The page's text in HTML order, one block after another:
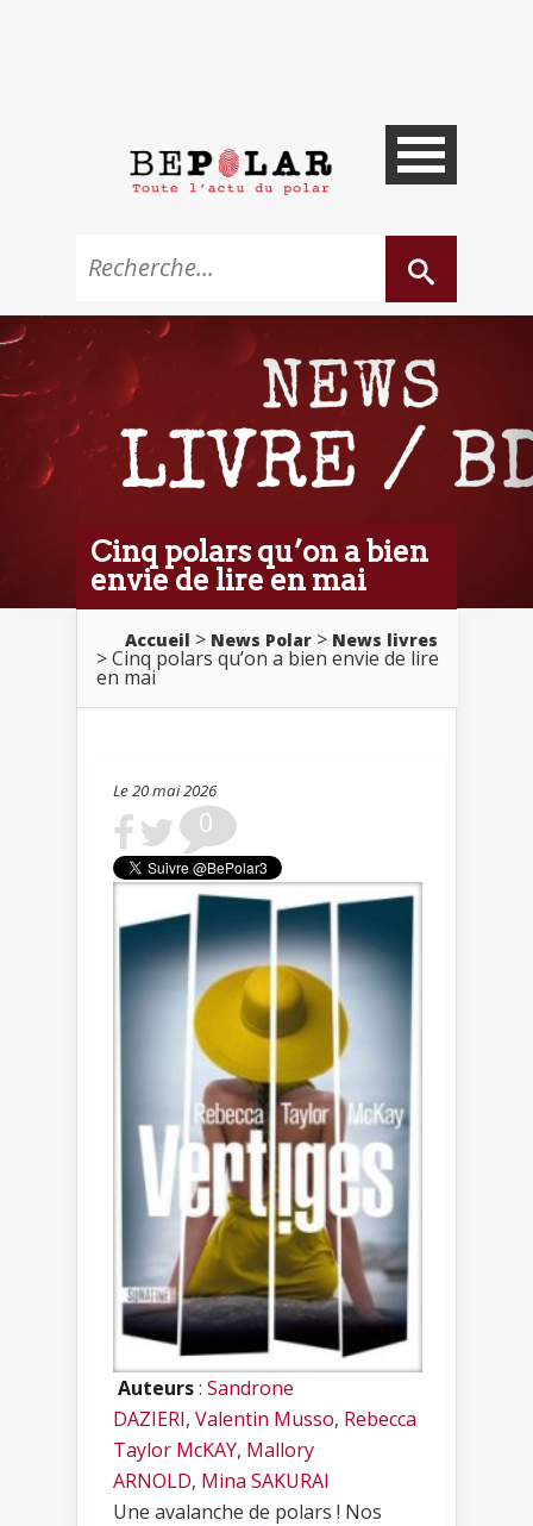
Cinq polars qu’on a bien
envie de lire en mai
Accueil > News Polar > News livres
> Cinq polars qu’on a bien envie de lire
en mai
Le 20 mai 2026
0
Auteurs: Sandrone
DAZIERI, Valentin Musso, Rebecca
Taylor McKAY, Mallory
ARNOLD, Mina SAKURAI
Une avalanche de polars ! Nos